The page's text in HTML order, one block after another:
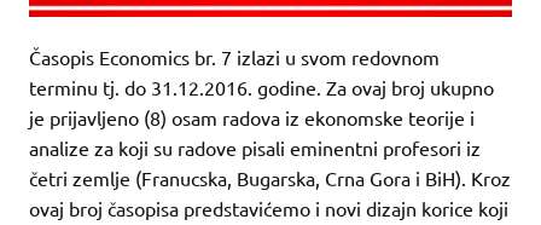
Časopis Economics br. 7 izlazi u svom redovnom
terminu tj. do 31.12.2016. godine. Za ovaj broj ukupno
je prijavljeno (8) osam radova iz ekonomske teorije i
analize za koji su radove pisali eminentni profesori iz
četri zemlje (Franucska, Bugarska, Crna Gora i BiH). Kroz
ovaj broj časopisa predstavićemo i novi dizajn korice koji